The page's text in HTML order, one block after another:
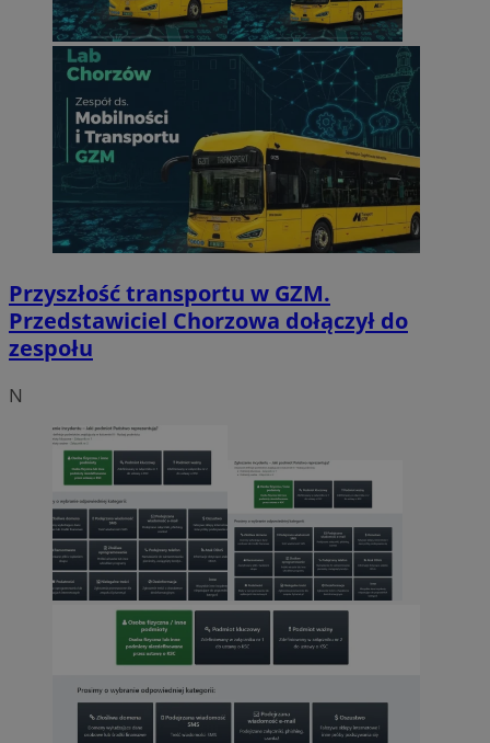
Przyszłość transportu w GZM.
Przedstawiciel Chorzowa dołączył do
zespołu
N